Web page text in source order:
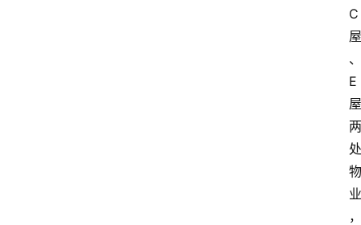
C
屋
、
E
屋
两
处
物
业
，